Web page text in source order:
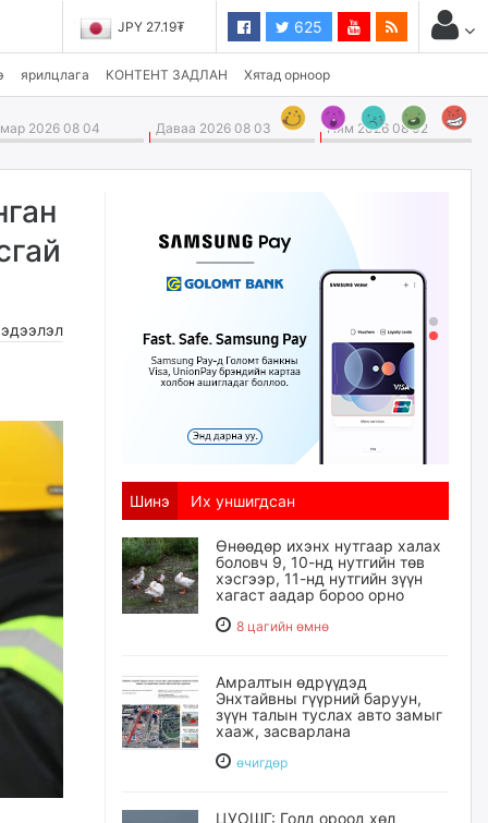
JPY 27.19₮ 625
ярилцлага КОНТЕНТ ЗАДЛАН Хятад орноор
2026 08 04 Даваа 2026 08 03 Ням 2026 08 02
Шинэ Их уншигдсан
Өнөөдөр ихэнх нутгаар халах
боловч 9, 10-нд нутгийн төв
хэсгээр, 11-нд нутгийн зүүн
хагаст аадар бороо орно
8 цагийн өмнө
Амралтын өдрүүдэд
Энхтайвны гүүрний баруун,
зүүн талын туслах авто замыг
хааж, засварлана
өчигдѳр
ЦУОШГ: Голд ороод хөл